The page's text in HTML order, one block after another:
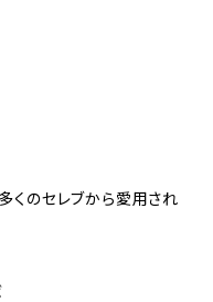
くのセレブから愛用され